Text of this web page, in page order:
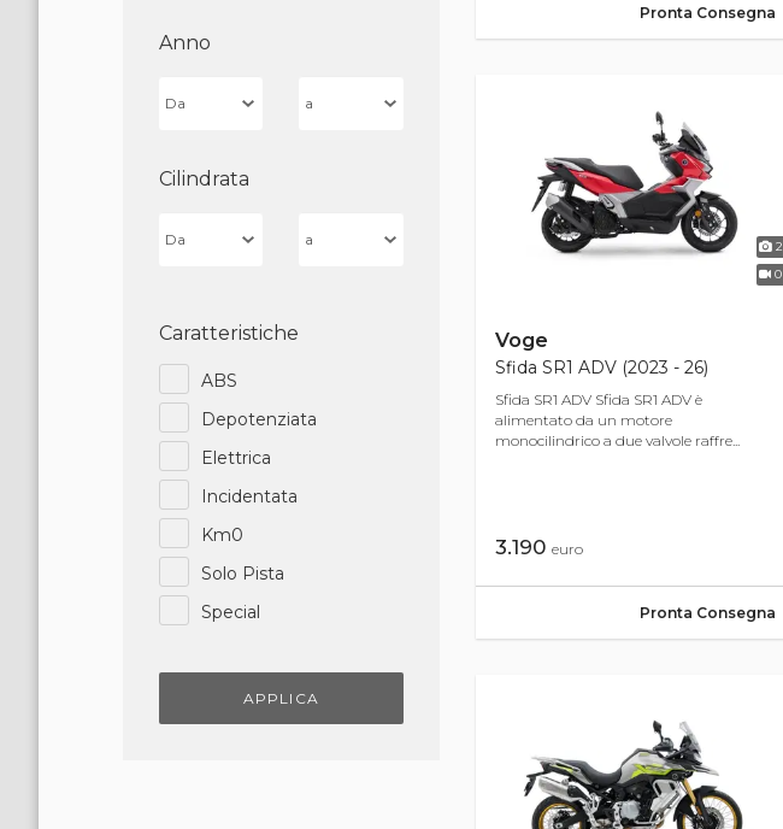
Anno
Cilindrata
Caratteristiche
ABS
Depotenziata
Elettrica
Incidentata
Km0
Solo Pista
Special
APPLICA
Pronta Consegna
2
0
Voge
Sfida SR1 ADV (2023 - 26)
Sfida SR1 ADV Sfida SR1 ADV è
alimentato da un motore
monocilindrico a due valvole raffre...
3.190 euro
Pronta Consegna